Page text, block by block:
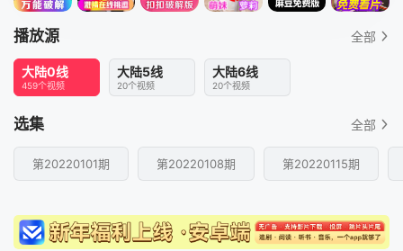
播放源 全部
大陆0线
459个视频
大陆5线
20个视频
大陆6线
20个视频
选集 全部
第20220101期 第20220108期 第20220115期